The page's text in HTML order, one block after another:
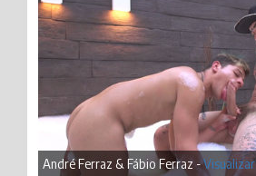
André Ferraz & Fábio Ferraz -Visualizar